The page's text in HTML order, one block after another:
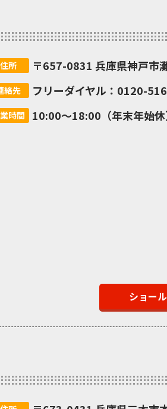
住所 〒657-0831 兵庫県神戸市
絡先 フリーダイヤル：0120-
時間 10:00～18:00（年末年始休
ショー